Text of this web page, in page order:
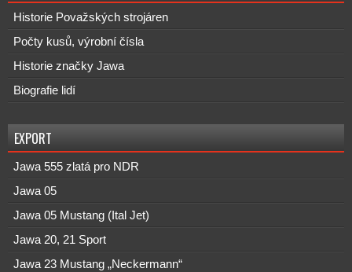
Historie Považských strojáren
Počty kusů, výrobní čísla
Historie značky Jawa
Biografie lidí
EXPORT
Jawa 555 zlatá pro NDR
Jawa 05
Jawa 05 Mustang (Ital Jet)
Jawa 20, 21 Sport
Jawa 23 Mustang „Neckermann“